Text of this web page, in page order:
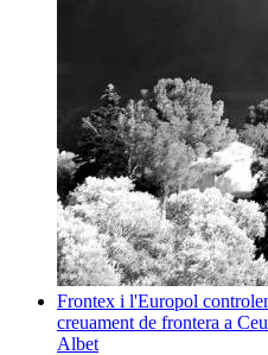
Frontex i l'Europol
creuament de frontera a
Albet